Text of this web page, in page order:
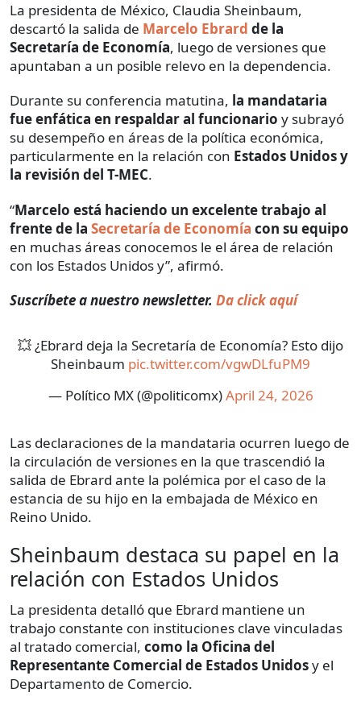
La presidenta de México, Claudia Sheinbaum,
descartó la salida de Marcelo Ebrard de la
Secretaría de Economía, luego de versiones que
apuntaban a un posible relevo en la dependencia.
Durante su conferencia matutina, la mandataria
fue enfática en respaldar al funcionario y subrayó
su desempeño en áreas de la política económica,
particularmente en la relación con Estados Unidos y
la revisión del T-MEC.
“Marcelo está haciendo un excelente trabajo al
frente de la Secretaría de Economía con su equipo
en muchas áreas conocemos le el área de relación
con los Estados Unidos y”, afirmó.
Suscríbete a nuestro newsletter. Da click aquí
💥 ¿Ebrard deja la Secretaría de Economía? Esto dijo
Sheinbaum pic.twitter.com/vgwDLfuPM9
— Político MX (@politicomx)April 24, 2026
Las declaraciones de la mandataria ocurren luego de
la circulación de versiones en la que trascendió la
salida de Ebrard ante la polémica por el caso de la
estancia de su hijo en la embajada de México en
Reino Unido.
Sheinbaum destaca su papel en la
relación con Estados Unidos
La presidenta detalló que Ebrard mantiene un
trabajo constante con instituciones clave vinculadas
al tratado comercial, como la Oficina del
Representante Comercial de Estados Unidosy el
Departamento de Comercio.